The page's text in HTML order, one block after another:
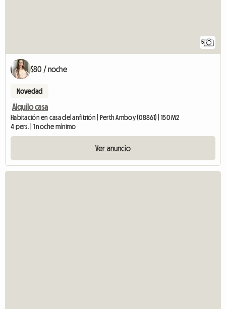
5
$80 / noche
Novedad
Alquilo casa
Habitación en casa del anfitrión | Perth Amboy (08861) | 150 M2
4 pers. | 1 noche mínimo
Ver anuncio